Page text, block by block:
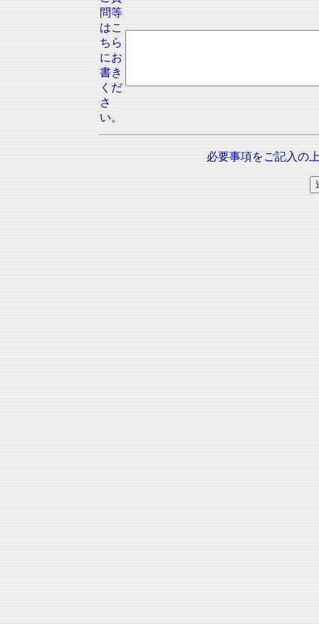
問等
はこ
ちら
にお
書き
くだ
さ
い。
必要事項をご記入の